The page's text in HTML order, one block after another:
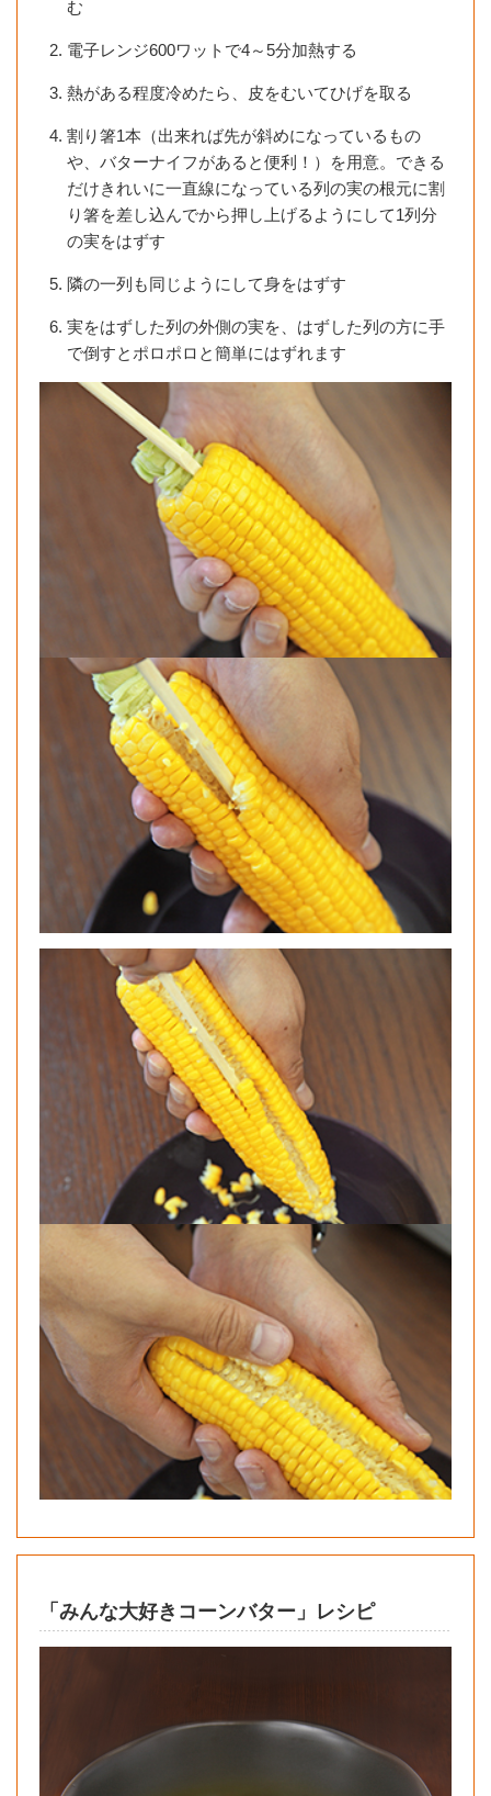
む
電子レンジ600ワットで4～5分加熱する
熱がある程度冷めたら、皮をむいてひげを取る
割り箸1本（出来れば先が斜めになっているもの
や、バターナイフがあると便利！）を用意。できる
だけきれいに一直線になっている列の実の根元に割
り箸を差し込んでから押し上げるようにして1列分
の実をはずす
隣の一列も同じようにして身をはずす
実をはずした列の外側の実を、はずした列の方に手
で倒すとポロポロと簡単にはずれます
「みんな大好きコーンバター」レシピ